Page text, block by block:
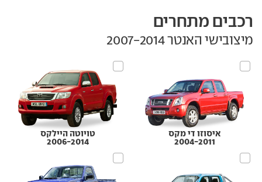
רכבים מתחרים
מיצובישי האנטר‏ 2007-2014
איסוזו די מקס
2004-2011
טויוטה היילקס
2006-2014